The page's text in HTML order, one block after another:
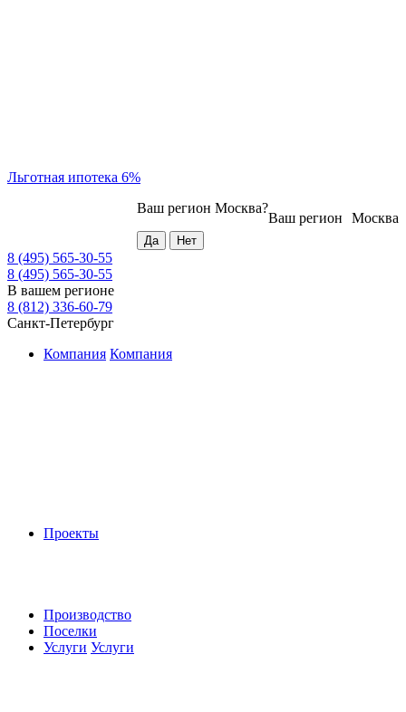
Льготная ипотека 6%
Москва
Ваш регион
Ваш регион Москва?
8 (495) 565-30-55
8 (495) 565-30-55
В вашем регионе
8 (812) 336-60-79
Санкт-Петербург
Компания Компания
Проекты
Производство
Поселки
Услуги Услуги